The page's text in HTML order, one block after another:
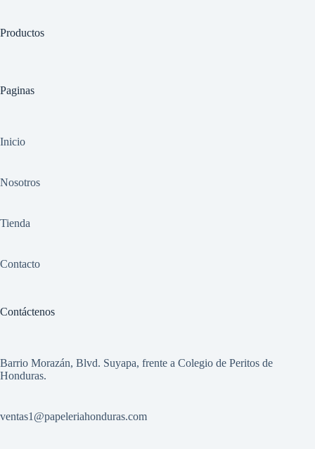
Productos
Paginas
Inicio
Nosotros
Tienda
Contacto
Contáctenos
Barrio Morazán, Blvd. Suyapa, frente a Colegio de Peritos de
Honduras.
ventas1 @papeleriahonduras.com